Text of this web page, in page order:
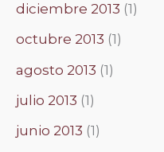
diciembre 2013 (1)
octubre 2013 (1)
agosto 2013 (1)
julio 2013 (1)
junio 2013 (1)